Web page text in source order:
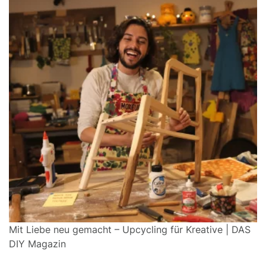
Mit Liebe neu gemacht – Upcycling für Kreative | DAS
DIY Magazin